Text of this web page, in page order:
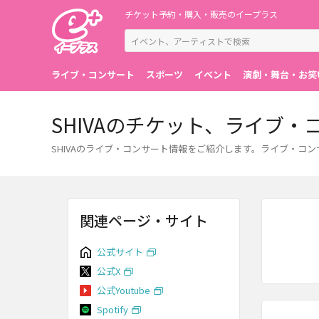
チケット予約・購入・販売のイープラス
ライブ・コンサート スポーツ イベント 演劇・舞台・お笑
SHIVAのチケット、ライブ・
SHIVAのライブ・コンサート情報をご紹介します。ライブ・コ
関連ページ・サイト
公式サイト
公式X
公式Youtube
Spotify